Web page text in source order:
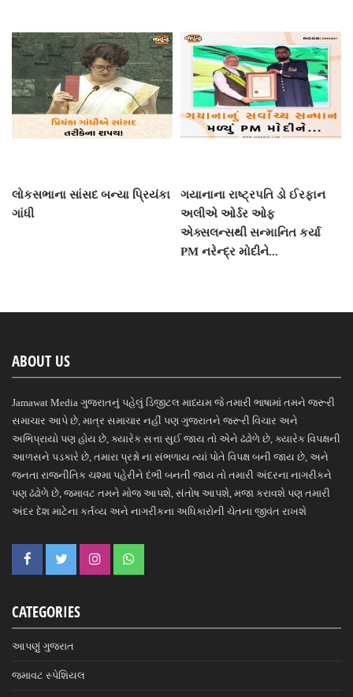
લોકસભાના સાંસદ બન્યા પ્રિયંકા
ગાંધી
ગયાનાના રાષ્ટ્રપતિ ડો ઈરફાન
અલીએ ઓર્ડર ઓફ
એક્સલન્સથી સન્માનિત કર્યા
PM નરેન્દ્ર મોદીને...
ABOUT US
Jamawat Media ગુજરાતનું પહેલું ડિજીટલ માધ્યમ જે તમારી ભાષામાં તમને જરૂરી
સમાચાર આપે છે, માત્ર સમાચાર નહીં પણ ગુજરાતને જરૂરી વિચાર અને
અભિપ્રાયો પણ હોય છે, ક્યારેક સત્તા સુઈ જાય તો એને ઢંઢોળે છે, ક્યારેક વિપક્ષની
આળસને પડકારે છે, તમારા પ્રશ્નો ના સંભળાય ત્યાં પોતે વિપક્ષ બની જાય છે, અને
જનતા રાજનીતિક ચશ્મા પહેરીને દંભી બનતી જાય તો તમારી અંદરના નાગરીકને
પણ ઢંઢોળે છે, જમાવટ તમને મોજ આપશે, સંતોષ આપશે, મજા કરાવશે પણ તમારી
અંદર દેશ માટેના કર્તવ્ય અને નાગરીકના અધિકારોની ચેતના જીવંત રાખશે
CATEGORIES
આપણું ગુજરાત
જમાવટ સ્પેશિયલ